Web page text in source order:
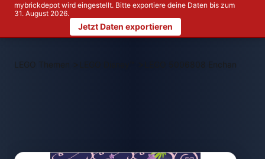
mybrickdepot wird eingestellt. Bitte exportiere deine Daten bis zum
31. August 2026.
Jetzt Daten exportieren
LEGO Themen > LEGO 5006808 Enchanted